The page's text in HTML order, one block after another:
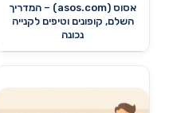
אסוס (asos.com) – המדריך
השלם, קופונים וטיפים לקנייה
נכונה